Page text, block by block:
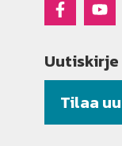
Uutiskirje
Tilaa